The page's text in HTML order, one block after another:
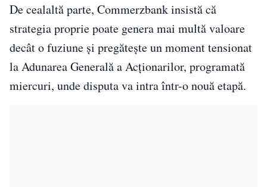
De cealaltă parte, Commerzbank insistă că
strategia proprie poate genera mai multă valoare
decât o fuziune și pregătește un moment tensionat
la Adunarea Generală a Acționarilor, programată
miercuri, unde disputa va intra într-o nouă etapă.